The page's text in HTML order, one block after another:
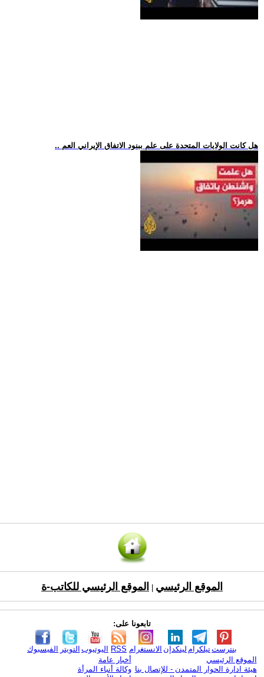
.. هل كانت الولايات المتحدة على علم ببنود الاتفاق الإيراني العم
الموقع الرئيسي الموقع الرئيسي للكاتب-ة
تابعونا على:
الفيسبوك التويتر اليوتيوب RSS الانستغرام لينكدإن تيلكرامبنترست
الموقع الرئيسي
هيئة ادارة الحوار المتمدن - للإتصال بنا
أخبار عامة
وكالة أنباء المرأة